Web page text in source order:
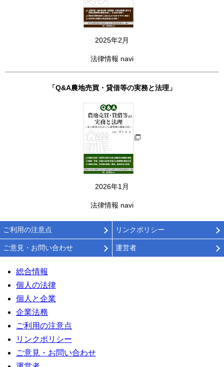
2025年2月
法律情報 navi
「Q&A農地売買・貸借等の実務と法理」
2026年1月
法律情報 navi
ご利用の注意点 リンクポリシー
ご意見・お問い合わせ 運営者
総合情報
個人の法律
個人と企業
企業法務
ご利用の注意点
リンクポリシー
ご意見・お問い合わせ